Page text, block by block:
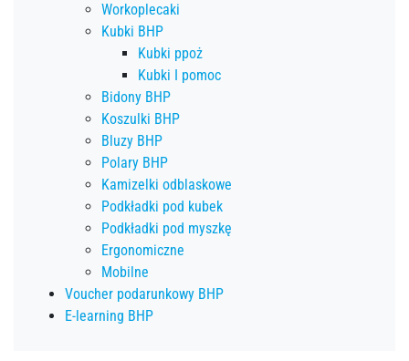
Workoplecaki
Kubki BHP
Kubki ppoż
Kubki I pomoc
Bidony BHP
Koszulki BHP
Bluzy BHP
Polary BHP
Kamizelki odblaskowe
Podkładki pod kubek
Podkładki pod myszkę
Ergonomiczne
Mobilne
Voucher podarunkowy BHP
E-learning BHP